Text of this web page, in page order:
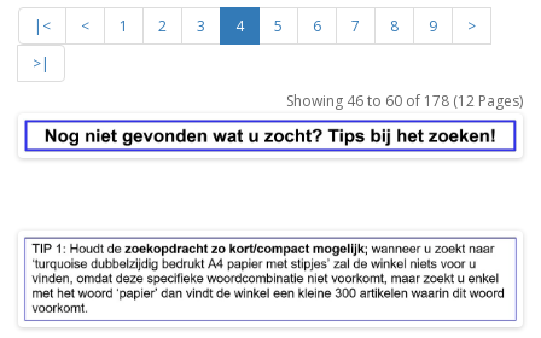
|< < 1 2 3 4 5 6 7 8 9
>
>|
Showing 46 to 60 of 178 (12 Pages)